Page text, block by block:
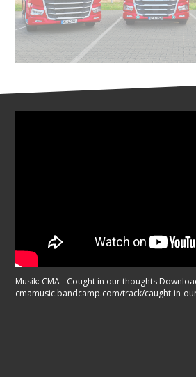
Musik: CMA - Cought in our thoughts
cmamusic.bandcamp.com/track/caught-in-